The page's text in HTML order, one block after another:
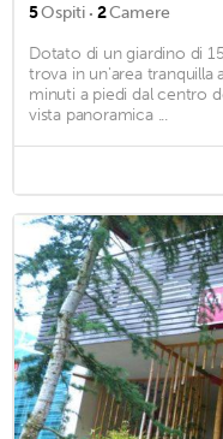
5Ospiti · 2Camere
Dotato di un giardino di
trova in un'area tranquilla
minuti a piedi dal centro
vista panoramica ...